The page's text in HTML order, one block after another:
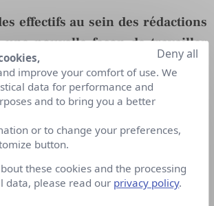
effectifs au sein des rédactions
une nouvelle façon de travailler
?
un changement de donne pour
les rédactions, en région
encore assez structurées et
en termes de rencontres et
Toutefois, l’évolution des
plus forte des pigistes nous
improve your comfort of use. We
data for performance and
and to bring you a better
or to change your preferences,
button.
these cookies and the processing
data, please read our privacy policy.
Deny all